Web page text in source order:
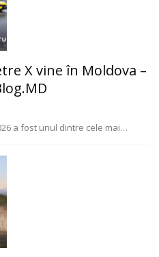
X vine în Moldova –
a fost unul dintre cele mai…